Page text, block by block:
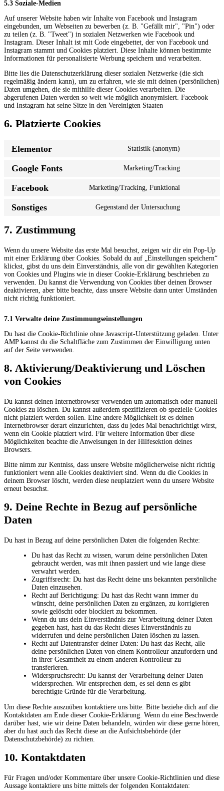
5.3 Soziale-Medien
Auf unserer Website haben wir Inhalte von Facebook und Instagram
eingebunden, um Webseiten zu bewerben (z. B. "Gefällt mir", "Pin") oder
zu teilen (z. B. "Tweet") in sozialen Netzwerken wie Facebook und
Instagram. Dieser Inhalt ist mit Code eingebettet, der von Facebook und
Instagram stammt und Cookies platziert. Diese Inhalte können bestimmte
Informationen für personalisierte Werbung speichern und verarbeiten.
Bitte lies die Datenschutzerklärung dieser sozialen Netzwerke (die sich
regelmäßig ändern kann), um zu erfahren, wie sie mit deinen (persönlichen)
Daten umgehen, die sie mithilfe dieser Cookies verarbeiten. Die
abgerufenen Daten werden so weit wie möglich anonymisiert. Facebook
und Instagram hat seine Sitze in den Vereinigten Staaten
6. Platzierte Cookies
Elementor Statistik (anonym)
Google Fonts Marketing/Tracking
Facebook Marketing/Tracking, Funktional
Sonstiges Gegenstand der Untersuchung
7. Zustimmung
Wenn du unsere Website das erste Mal besuchst, zeigen wir dir ein Pop-Up
mit einer Erklärung über Cookies. Sobald du auf „Einstellungen speichern“
klickst, gibst du uns dein Einverständnis, alle von dir gewählten Kategorien
von Cookies und Plugins wie in dieser Cookie-Erklärung beschrieben zu
verwenden. Du kannst die Verwendung von Cookies über deinen Browser
deaktivieren, aber bitte beachte, dass unsere Website dann unter Umständen
nicht richtig funktioniert.
7.1 Verwalte deine Zustimmungseinstellungen
Du hast die Cookie-Richtlinie ohne Javascript-Unterstützung geladen. Unter
AMP kannst du die Schaltfläche zum Zustimmen der Einwilligung unten
auf der Seite verwenden.
8. Aktivierung/Deaktivierung und Löschen
von Cookies
Du kannst deinen Internetbrowser verwenden um automatisch oder manuell
Cookies zu löschen. Du kannst außerdem spezifizieren ob spezielle Cookies
nicht platziert werden sollen. Eine andere Möglichkeit ist es deinen
Internetbrowser derart einzurichten, dass du jedes Mal benachrichtigt wirst,
wenn ein Cookie platziert wird. Für weitere Information über diese
Möglichkeiten beachte die Anweisungen in der Hilfesektion deines
Browsers.
Bitte nimm zur Kentniss, dass unsere Website möglicherweise nicht richtig
funktioniert wenn alle Cookies deaktiviert sind. Wenn du die Cookies in
deinem Browser löscht, werden diese neuplatziert wenn du unsere Website
erneut besuchst.
9. Deine Rechte in Bezug auf persönliche
Daten
Du hast in Bezug auf deine persönlichen Daten die folgenden Rechte:
Du hast das Recht zu wissen, warum deine persönlichen Daten
gebraucht werden, was mit ihnen passiert und wie lange diese
verwahrt werden.
Zugriffsrecht: Du hast das Recht deine uns bekannten persönliche
Daten einzusehen.
Recht auf Berichtigung: Du hast das Recht wann immer du
wünscht, deine persönlichen Daten zu ergänzen, zu korrigieren
sowie gelöscht oder blockiert zu bekommen.
Wenn du uns dein Einverständnis zur Verarbeitung deiner Daten
gegeben hast, hast du das Recht dieses Einverständnis zu
widerrufen und deine persönlichen Daten löschen zu lassen.
Recht auf Datentransfer deiner Daten: Du hast das Recht, alle
deine persönlichen Daten von einem Kontrolleur anzufordern und
in ihrer Gesamtheit zu einem anderen Kontrolleur zu
transferieren.
Widerspruchsrecht: Du kannst der Verarbeitung deiner Daten
widersprechen. Wir entsprechen dem, es sei denn es gibt
berechtigte Gründe für die Verarbeitung.
Um diese Rechte auszuüben kontaktiere uns bitte. Bitte beziehe dich auf die
Kontaktdaten am Ende dieser Cookie-Erklärung. Wenn du eine Beschwerde
darüber hast, wie wir deine Daten behandeln, würden wir diese gerne hören,
aber du hast auch das Recht diese an die Aufsichtsbehörde (der
Datenschutzbehörde) zu richten.
10. Kontaktdaten
Für Fragen und/oder Kommentare über unsere Cookie-Richtlinien und diese
Aussage kontaktiere uns bitte mittels der folgenden Kontaktdaten: